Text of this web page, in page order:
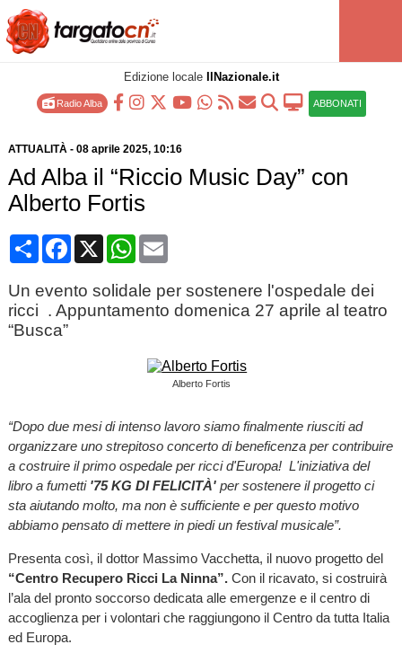
Edizione locale IlNazionale.it
Radio Alba ABBONATI
ATTUALITÀ- 08 aprile 2025, 10:16
Ad Alba il “Riccio Music Day” con
Alberto Fortis
CondividiFacebook
X WhatsApp
Email
Un evento solidale per sostenere l'ospedale dei
ricci . Appuntamento domenica 27 aprile al teatro
“Busca”
Alberto Fortis
“Dopo due mesi di intenso lavoro siamo finalmente riusciti ad
organizzare uno strepitoso concerto di beneficenza per contribuire
a costruire il primo ospedale per ricci d'Europa! L'iniziativa del
libro a fumetti'75 KG DI FELICITÀ' per sostenere il progetto ci
sta aiutando molto, ma non è sufficiente e per questo motivo
abbiamo pensato di mettere in piedi un festival musicale”.
Presenta così, il dottor Massimo Vacchetta, il nuovo progetto del
“Centro Recupero Ricci La Ninna”. Con il ricavato, si costruirà
l’ala del pronto soccorso dedicata alle emergenze e il centro di
accoglienza per i volontari che raggiungono il Centro da tutta Italia
ed Europa.